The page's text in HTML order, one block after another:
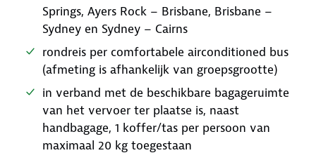
Springs, Ayers Rock – Brisbane, Brisbane –
Sydney en Sydney – Cairns
rondreis per comfortabele airconditioned bus
(afmeting is afhankelijk van groepsgrootte)
in verband met de beschikbare bagageruimte
van het vervoer ter plaatse is, naast
handbagage, 1 koffer/tas per persoon van
maximaal 20 kg toegestaan